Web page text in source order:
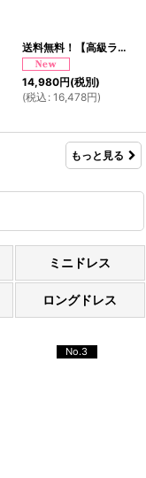
送料無料！【高級ライン】【2点セット/2カラー】艶花 アシンメトリー 和柄 花柄 豪華 帯 花魁 着物 ドレス コスプレ イベント ハロウィン
14,980円(税別)
(税込 : 16,478円)
もっと見る
ミニドレス
ロングドレス
No.3